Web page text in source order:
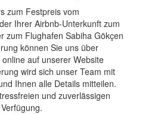
zum Festpreis vom
Ihrer Airbnb-Unterkunft zum
zum Flughafen Sabiha Gökçen
können Sie uns über
auf unserer Website
wird sich unser Team mit
Ihnen alle Details mitteilen.
und zuverlässigen